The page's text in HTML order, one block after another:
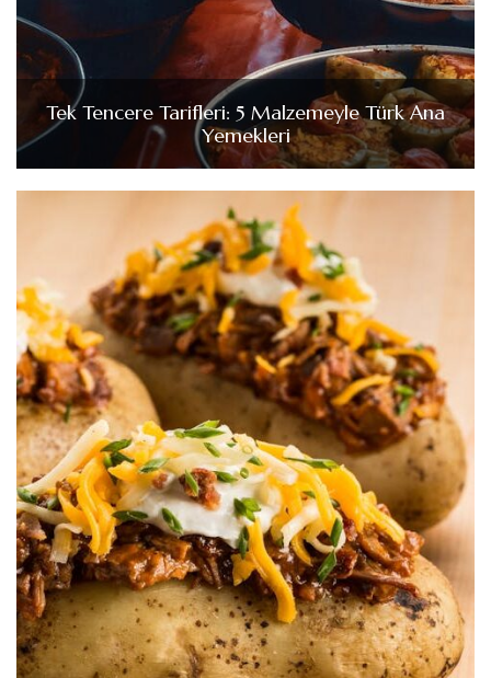
Tek Tencere Tarifleri: 5 Malzemeyle Türk Ana
Yemekleri